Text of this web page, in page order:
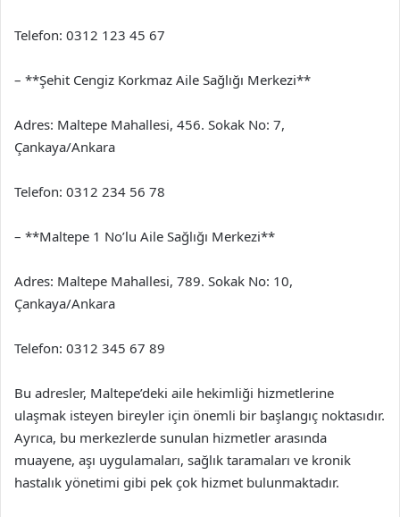
Telefon: 0312 123 45 67
– **Şehit Cengiz Korkmaz Aile Sağlığı Merkezi**
Adres: Maltepe Mahallesi, 456. Sokak No: 7,
Çankaya/Ankara
Telefon: 0312 234 56 78
– **Maltepe 1 No’lu Aile Sağlığı Merkezi**
Adres: Maltepe Mahallesi, 789. Sokak No: 10,
Çankaya/Ankara
Telefon: 0312 345 67 89
Bu adresler, Maltepe’deki aile hekimliği hizmetlerine
ulaşmak isteyen bireyler için önemli bir başlangıç noktasıdır.
Ayrıca, bu merkezlerde sunulan hizmetler arasında
muayene, aşı uygulamaları, sağlık taramaları ve kronik
hastalık yönetimi gibi pek çok hizmet bulunmaktadır.